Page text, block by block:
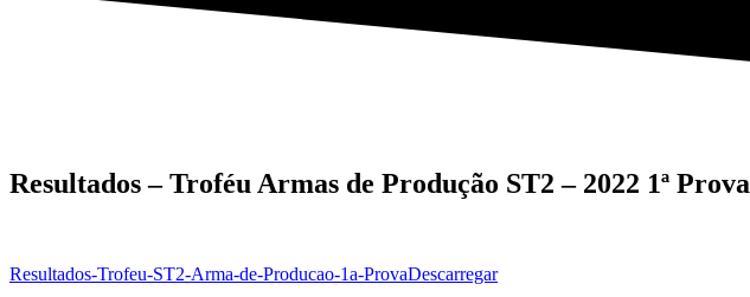
Resultados – Troféu Armas de Produção ST2 – 2022 1ª Prova
Resultados-Trofeu-ST2-Arma-de-Producao-1a-ProvaDescarregar